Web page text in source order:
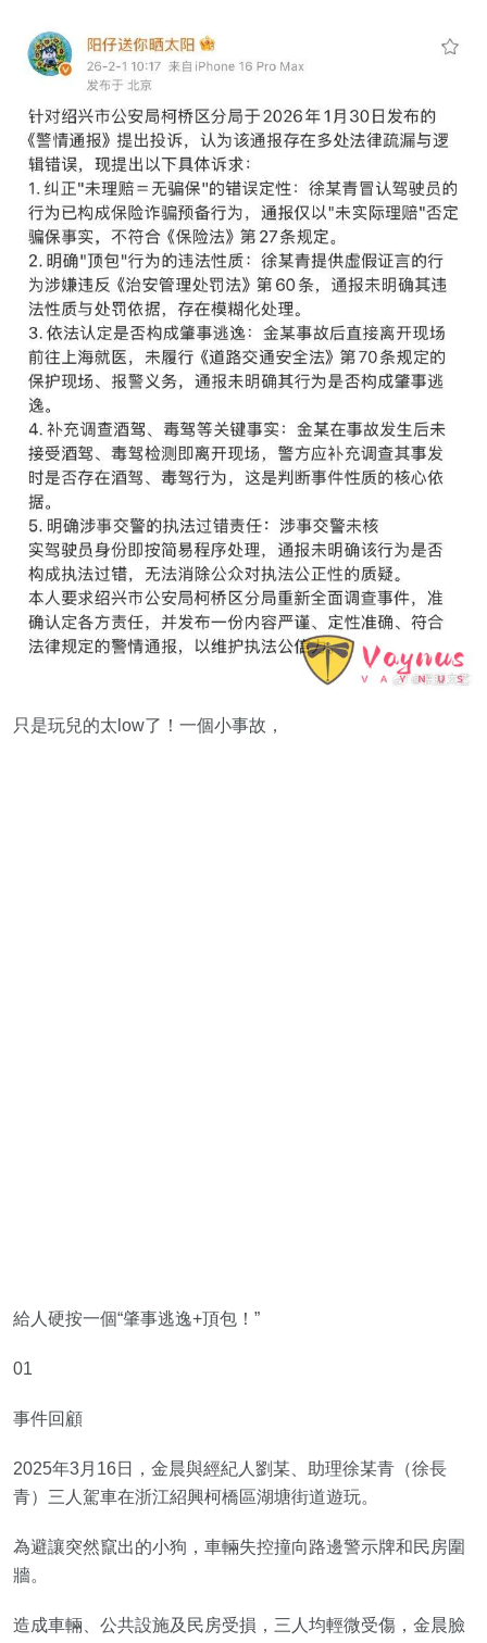
只是玩兒的太low了！一個小事故，
給人硬按一個“肇事逃逸+頂包！”
01
事件回顧
2025年3月16日，金晨與經紀人劉某、助理徐某青（徐長
青）三人駕車在浙江紹興柯橋區湖塘街道遊玩。
為避讓突然竄出的小狗，車輛失控撞向路邊警示牌和民房圍
牆。
造成車輛、公共設施及民房受損，三人均輕微受傷，金晨臉